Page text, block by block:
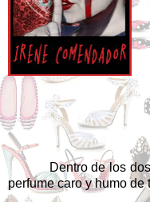
Dentro de los
perfume caro y humo de